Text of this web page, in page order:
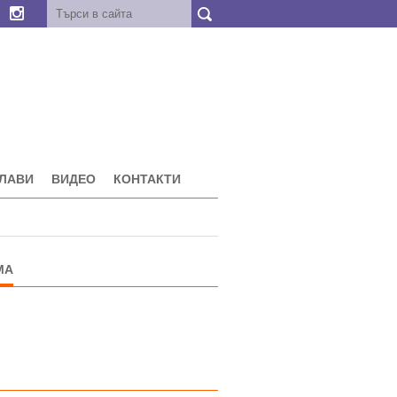
ВИДЕО КОНТАКТИ